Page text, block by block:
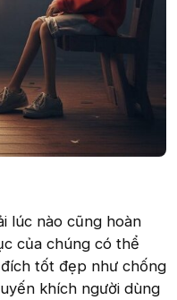
lúc nào cũng hoàn
của chúng có thể
tốt đẹp như chống
khích người dùng